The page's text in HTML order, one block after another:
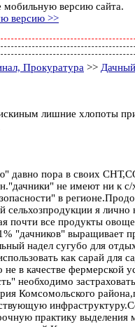
мобильную версию сайта.
версию >>
Прокуратура >>
лишние хлопоты
давно пора в своих
не имеют ни к
в
сельхозпродукции я лично
почти все продукты
выращивает
надел сугубо для
как сарай для
не в качестве фермерской
необходимо
Комсомольского
практику выделения